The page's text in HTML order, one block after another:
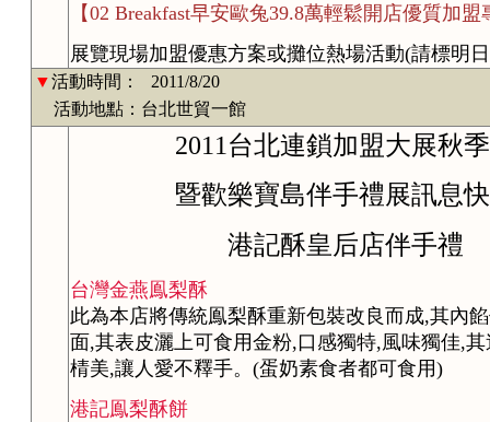
【02 Breakfast早安歐兔39.8萬輕鬆開店優質加
展覽現場加盟優惠方案或攤位熱場活動(請標明
▼活動時間：
2011/8/20
活動地點：台北世貿一館
2011台北連鎖加盟大展秋季
暨歡樂寶島伴手禮展訊息快
港記酥皇后店伴手禮
台灣金燕鳯梨酥
此為本店將傳統鳯梨酥重新包裝改良而成,其內
面,其表皮灑上可食用金粉,口感獨特,風味獨佳,
棈美,讓人愛不釋手。(蛋奶素食者都可食用)
港記鳯梨酥餅